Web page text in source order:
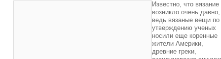
Известно, что вязание
возникло очень давно,
ведь вязаные вещи по
утверждению ученых
носили еще коренные
жители Америки,
древние греки,